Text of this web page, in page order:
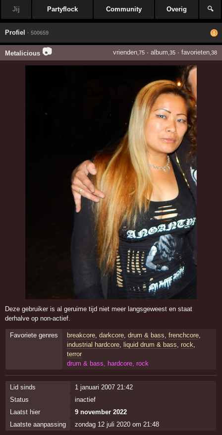
Jij Partyflock Community Overig 🔍
Profiel · 500659
Metalicious 📷 vrienden,75· album ,35· favorieten,38
Deze gebruiker is al geruime tijd niet meer langsgeweest en staat
derhalve op non-actief.
Favoriete genres breakcore, darkcore, drum & bass frenchcore,
industrial hardcore, liquid drum & bass rock
terror
drum & bass, hardcore, rock
Lid sinds
1 januari 2007 21:42
Status
inactief
Laatst hier
9 november 2022
Laatste aanpassing
zondag 12 juli 2020 om 21:48